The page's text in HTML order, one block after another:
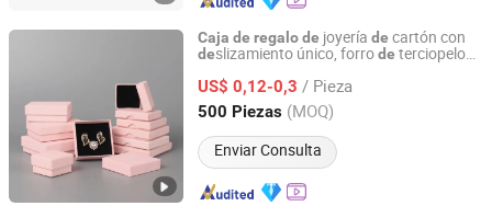
Caja de regalode joyería de cartón con
deslizamiento único, forrode terciopelo
arete, pulsera y reloj en color rosa
US$ 0,12-0,3 / Pieza
500 Piezas (MOQ)
Enviar Consulta
Yiwu Jialan Package Co., Ltd.
Zhejiang, China Desde 2016